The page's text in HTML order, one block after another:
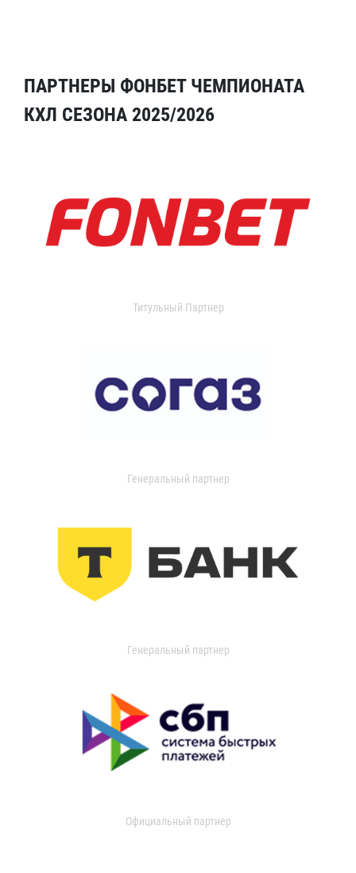
ПАРТНЕРЫ ФОНБЕТ ЧЕМПИОНАТА
КХЛ СЕЗОНА 2025/2026
Титульный Партнер
Генеральный партнер
Генеральный партнер
Официальный партнер